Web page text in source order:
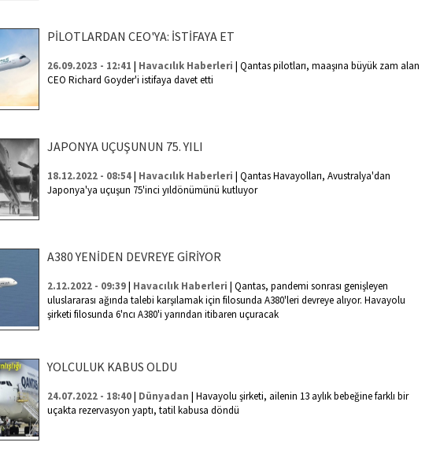
PİLOTLARDAN CEO'YA: İSTİFAYA ET
26.09.2023 - 12:41 | Havacılık Haberleri | Qantas pilotları, maaşına büyük zam alan
CEO Richard Goyder'i istifaya davet etti
JAPONYA UÇUŞUNUN 75. YILI
18.12.2022 - 08:54| Havacılık Haberleri | Qantas Havayolları, Avustralya'dan
Japonya'ya uçuşun 75'inci yıldönümünü kutluyor
A380 YENİDEN DEVREYE GİRİYOR
2.12.2022 - 09:39| Havacılık Haberleri | Qantas, pandemi sonrası genişleyen
uluslararası ağında talebi karşılamak için filosunda A380'leri devreye alıyor. Havayolu
şirketi filosunda 6'ncı A380'i yarından itibaren uçuracak
YOLCULUK KABUS OLDU
24.07.2022 - 18:40| Dünyadan | Havayolu şirketi, ailenin 13 aylık bebeğine farklı bir
uçakta rezervasyon yaptı, tatil kabusa döndü